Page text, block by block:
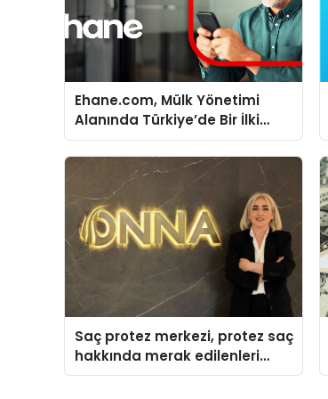
Ehane.com, Mülk Yönetimi
Alanında Türkiye’de Bir İlki
Gerçekleştirmek İçin Yayında
Saç protez merkezi, protez saç
hakkında merak edilenleri
anlattı